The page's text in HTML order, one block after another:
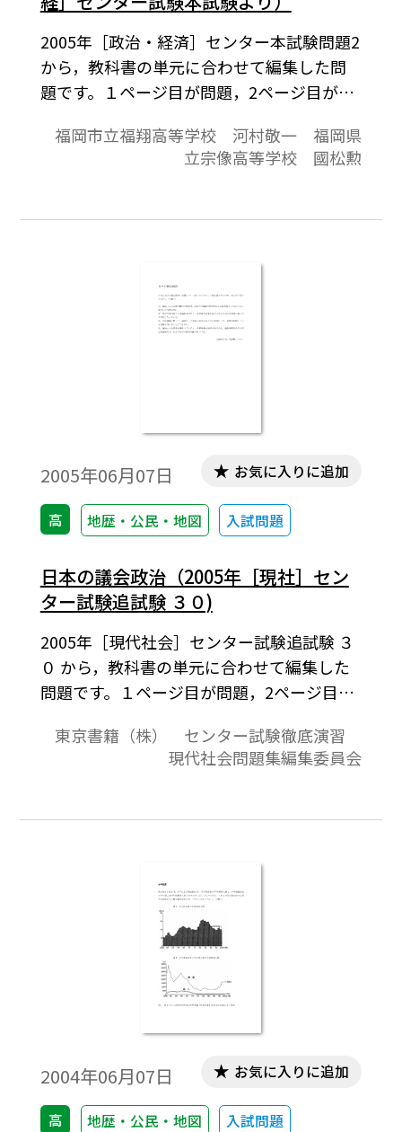
2005年［政治・経済］センター本試験問題2
から，教科書の単元に合わせて編集した問
題です。１ページ目が問題，2ページ目が解
福岡市立福翔高等学校 河村敬一 福岡県
立宗像高等学校 國松勲
2005年06月07日
高 地歴・公民・地図 入試問題
お気に入りに追加
日本の議会政治（2005年［現社］セン
ター試験追試験 ３０)
2005年［現代社会］センター試験追試験 ３
０ から，教科書の単元に合わせて編集した
問題です。１ページ目が問題，2ページ目が
東京書籍（株） センター試験徹底演習
現代社会問題集編集委員会
2004年06月07日
高 地歴・公民・地図 入試問題
お気に入りに追加